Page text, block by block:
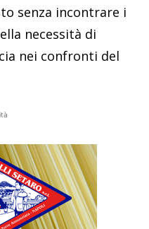
senza incontrare i
necessità di
nei confronti del